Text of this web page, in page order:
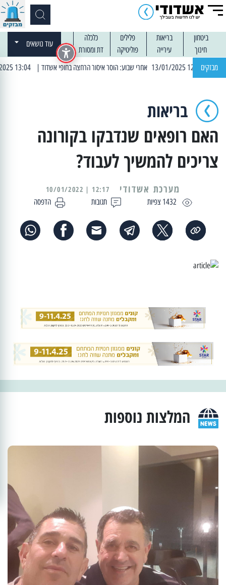
ביטחון בריאות פלילים
כלכלה
חינוך
עירייה פוליטיקה דת ומסורת
עוד נושאים
מבזקים | 13:04 14/01/2025 עובדים בלילות: עבודות קרצוף וריבוד אספלט
בריאות
האם רופאים שנדבקו בקורונה
צריכים להמשיך לעבוד?
1432 צפיות תגובות הדפסה
מערכת אשדודי 12:17 | 10/01/2022
המלצות נוספות